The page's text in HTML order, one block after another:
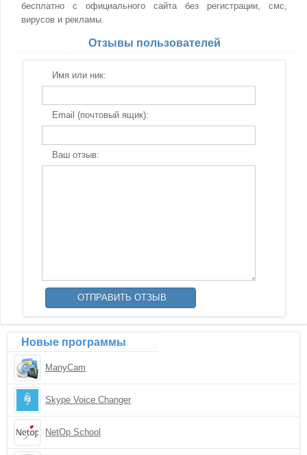
бесплатно с официального сайта без регистрации, смс,
вирусов и рекламы.
Отзывы пользователей
Имя или ник:
Email (почтовый ящик):
Ваш отзыв:
Новые программы
ManyCam
Skype Voice Changer
NetOp School